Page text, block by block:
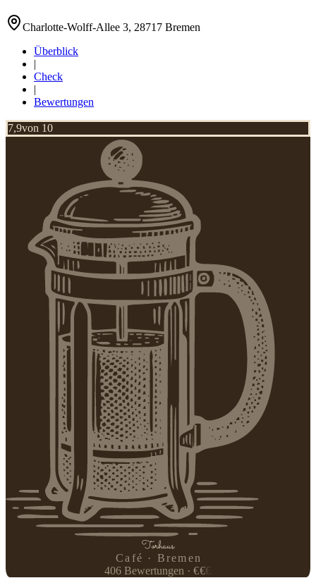
Charlotte-Wolff-Allee 3, 28717 Bremen
Überblick
|
Check
|
Bewertungen
7,9von 10
Torhaus
Café · Bremen
406 Bewertungen ·€€€